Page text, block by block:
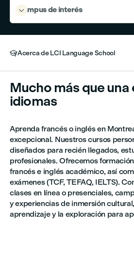
Campus de interés

Acerca de LCI Language School
Mucho más que una
idiomas
Aprenda francés o inglés en
excepcional. Nuestros cursos
diseñados para recién llegados,
profesionales. Ofrecemos
francés e inglés académico, así
exámenes (TCF, TEFAQ, IELTS).
clases en línea o presenciales,
y experiencias de inmersión
aprendizaje y la exploración para